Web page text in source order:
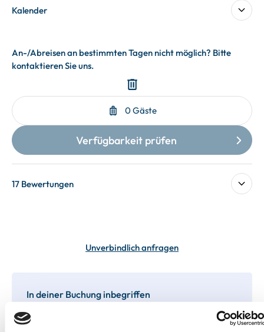
Kalender
17 Bewertungen
Unverbindlich anfragen
In deiner Buchung inbegriffen